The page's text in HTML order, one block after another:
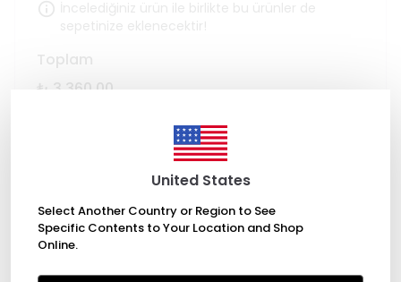
United States
Select Another Country or Region to See
Specific Contents to Your Location and Shop
Online.
Toplam
₺ 3,360.00
SEPETE EKLE